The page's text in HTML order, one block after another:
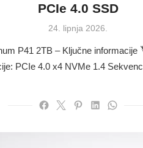
PCIe 4.0 SSD
Posted
24. lipnja 2026.
P41 2TB – Ključne
PCIe 4.0 x4 NVMe 1.4